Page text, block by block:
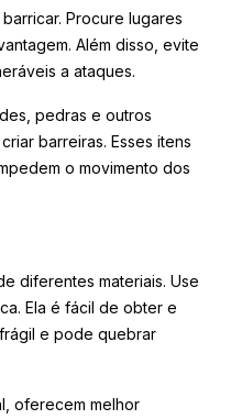
Procure lugares
Além disso, evite
a ataques.
pedras e outros
barreiras. Esses itens
o movimento dos
diferentes materiais. Use
Ela é fácil de obter e
e pode quebrar
oferecem melhor